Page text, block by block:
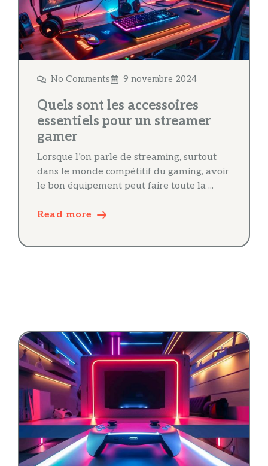
No Comments 9 novembre 2024
Quels sont les accessoires
essentiels pour un streamer
gamer
Lorsque l’on parle de streaming, surtout
dans le monde compétitif du gaming, avoir
le bon équipement peut faire toute la ...
Read more